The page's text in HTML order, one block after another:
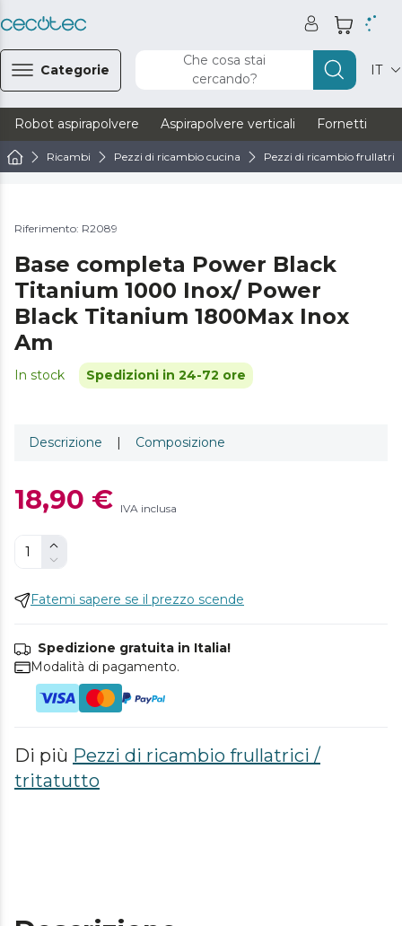
Categorie
Che cosa stai
cercando?
IT
Robot aspirapolvere Aspirapolvere verticali Fornetti
Ricambi Pezzi di ricambio cucina Pezzi di ricambio
Riferimento: R2089
Base completa Power Black
Titanium 1000 Inox/ Power
Black Titanium 1800Max Inox
Am
In stock Spedizioni in 24-72 ore
Descrizione | Composizione
18,90 € IVA inclusa
Fatemi sapere se il prezzo scende
Spedizione gratuita in Italia!
Modalità di pagamento.
Di più Pezzi di ricambio frullatrici /
tritatutto